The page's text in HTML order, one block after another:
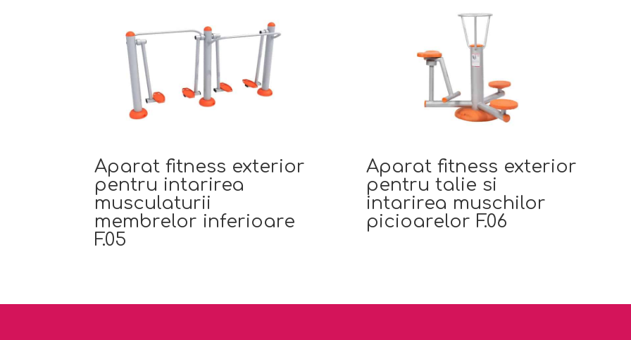
Aparat fitness exterior
pentru intarirea
musculaturii
membrelor inferioare
F.05
Aparat fitness exterior
pentru talie si
intarirea muschilor
picioarelor F.06